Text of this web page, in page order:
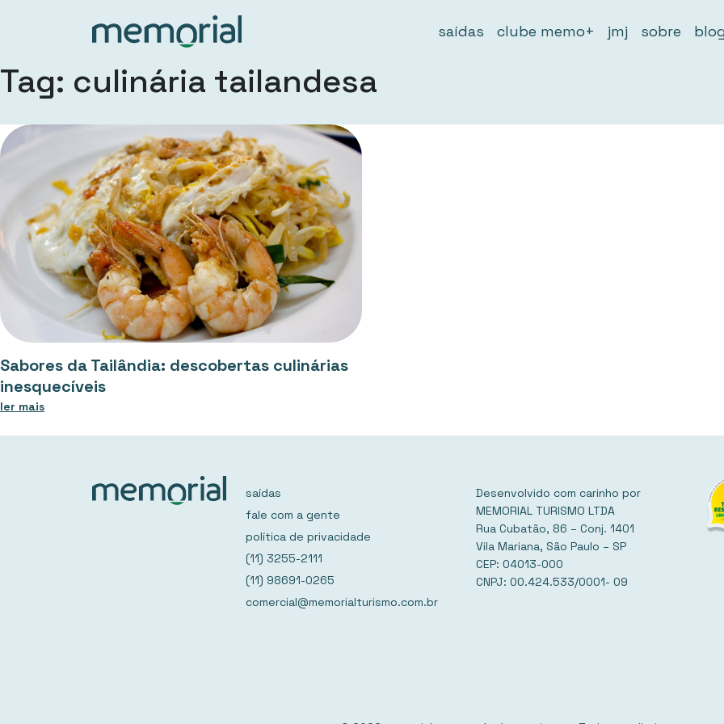
saídas clube memo+ jmj sobre blog
Tag: culinária tailandesa
Sabores da Tailândia: descobertas culinárias
inesquecíveis
ler mais
saídas
fale com a gente
política de privacidade
(11) 3255-2111
(11) 98691-0265
comercial@memorialturismo.com.br
Desenvolvido com carinho por
MEMORIAL TURISMO LTDA
Rua Cubatão, 86 – Conj. 1401
Vila Mariana, São Paulo – SP
CEP: 04013-000
CNPJ: 00.424.533/0001- 09